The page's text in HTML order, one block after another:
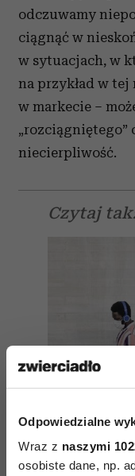
Odpowiedzialne
Wraz z naszymi
osobiste dane, np.
odczuwamy
ciągnąć w
w sytuacjach, w
na przykład w tej
w markecie –
„rozciągniętego”
niecierpliwość.
Czytaj